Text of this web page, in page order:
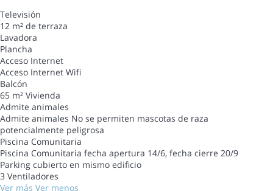
Televisión
12 m² de terraza
Lavadora
Plancha
Acceso Internet
Acceso Internet Wifi
Balcón
65 m² Vivienda
Admite animales
Admite animales No se permiten mascotas de raza
potencialmente peligrosa
Piscina Comunitaria
Piscina Comunitaria fecha apertura 14/6, fecha cierre 20/9
Parking cubierto en mismo edificio
3 Ventiladores
Ver más Ver menos